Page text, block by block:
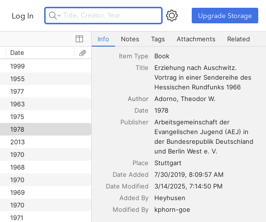
Log In Upgrade Storage Upgrade Storage
Date
1999
1999
1955
1977
1963
1975
1978
2013
1970
1968
1970
1969
1970
1971
Erziehung nach Auschwitz. Vortrag in einer Sendereihe
Info Notes Tags Attachments Related
Item Type
Book
Title
Erziehung nach Auschwitz.
Vortrag in einer Sendereihe des
Hessischen Rundfunks 1966
Author
Adorno Theodor W.
Date
1978
Publisher
Arbeitsgemeinschaft der
Evangelischen Jugend (AEJ) in
der Bundesrepublik Deutschland
und Berlin West e. V.
Place
Stuttgart
Date Added
7/30/2019, 8:09:57 AM
Date Modified
3/14/2025, 7:14:50 PM
Added By
Heyhusen
Modified By
kphorn-goe